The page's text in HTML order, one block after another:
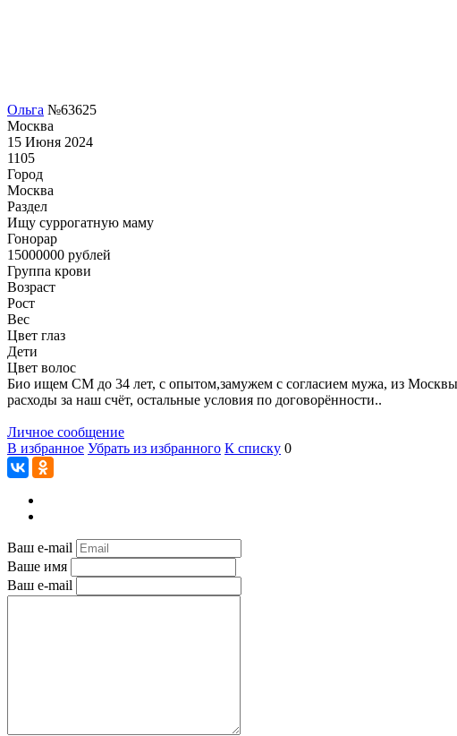
Ольга №63625
Москва
15 Июня 2024
1105
Город
Москва
Раздел
Ищу суррогатную маму
Гонoрар
15000000 рублей
Группа крови
Возраст
Рост
Вес
Цвет глаз
Дети
Цвет волос
Био ищем СМ до 34 лет, с опытом,замужем с согласием мужа, из
расходы за наш счёт, остальные условия по договорённости..
Личное сообщение
В избранное Убрать из избранного К списку 0
Ваш e-mail
Ваше имя
Ваш e-mail